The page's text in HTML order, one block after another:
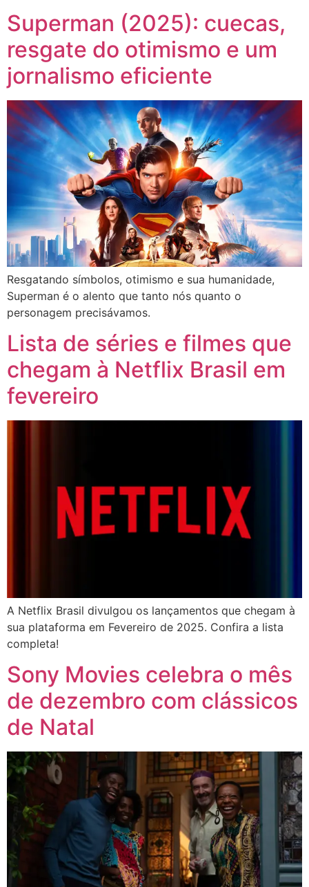
Superman (2025): cuecas,
resgate do otimismo e um
jornalismo eficiente
Resgatando símbolos, otimismo e sua humanidade,
Superman é o alento que tanto nós quanto o
personagem precisávamos.
Lista de séries e filmes que
chegam à Netflix Brasil em
fevereiro
A Netflix Brasil divulgou os lançamentos que chegam à
sua plataforma em Fevereiro de 2025. Confira a lista
completa!
Sony Movies celebra o mês
de dezembro com clássicos
de Natal